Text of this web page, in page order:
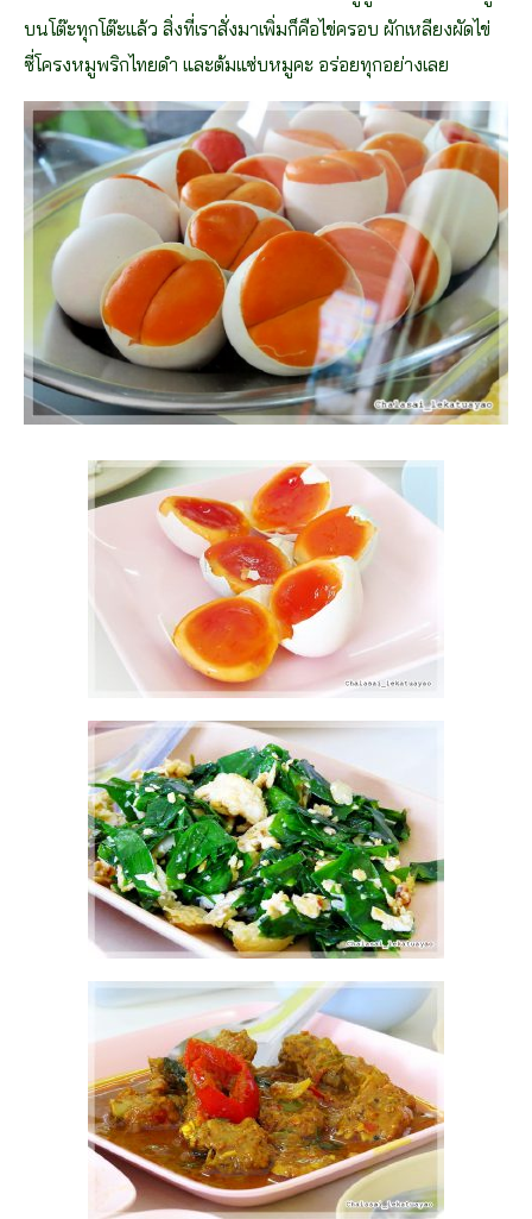
บนโต๊ะทุกโต๊ะแล้ว สิ่งที่เราสั่งมาเพิ่มก็คือไข่ครอบ ผักเหลียงผัดไข่
ซี่โครงหมูพริกไทยดำ และต้มแซ่บหมูคะ อร่อยทุกอย่างเลย